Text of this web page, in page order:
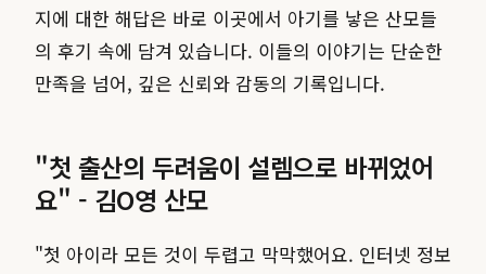
지에 대한 해답은 바로 이곳에서 아기를 낳은 산모들
의 후기 속에 담겨 있습니다. 이들의 이야기는 단순한
만족을 넘어, 깊은 신뢰와 감동의 기록입니다.
"첫 출산의 두려움이 설렘으로 바뀌었어
요" - 김O영 산모
"첫 아이라 모든 것이 두렵고 막막했어요. 인터넷 정보